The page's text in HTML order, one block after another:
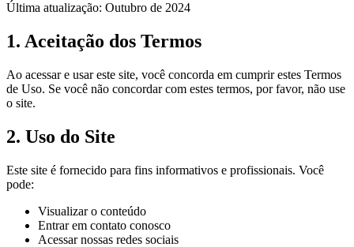
Última atualização: Outubro de 2024
1. Aceitação dos Termos
Ao acessar e usar este site, você concorda em cumprir estes Termos
de Uso. Se você não concordar com estes termos, por favor, não use
o site.
2. Uso do Site
Este site é fornecido para fins informativos e profissionais. Você
pode:
Visualizar o conteúdo
Entrar em contato conosco
Acessar nossas redes sociais